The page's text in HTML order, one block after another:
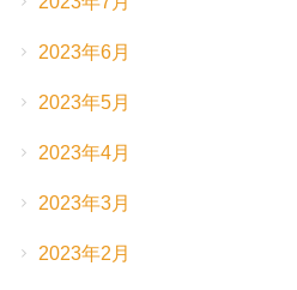
2023年6月
2023年5月
2023年4月
2023年3月
2023年2月